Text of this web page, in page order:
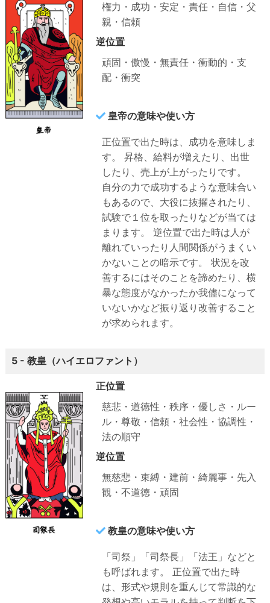
権力・成功・安定・責任・自信・父
親・信頼
逆位置
頑固・傲慢・無責任・衝動的・支
配・衝突
皇帝の意味や使い方
正位置で出た時は、成功を意味しま
す。 昇格、給料が増えたり、出世
したり、売上が上がったりです。
自分の力で成功するような意味合い
もあるので、大役に抜擢されたり、
試験で１位を取ったりなどが当ては
まります。
逆位置で出た時は人が
離れていったり人間関係がうまくい
かないことの暗示です。
状況を改
善するにはそのことを諦めたり、横
暴な態度がなかったか我儘になって
いないかなど振り返り改善すること
が求められます。
5 - 教皇（ハイエロファント）
正位置
慈悲・道徳性・秩序・優しさ・ルー
ル・尊敬・信頼・社会性・協調性・
法の順守
逆位置
無慈悲・束縛・建前・綺麗事・先入
観・不道徳・頑固
教皇の意味や使い方
「司祭」「司祭長」「法王」などと
も呼ばれます。
正位置で出た時
は、形式や規則を重んじて常識的な